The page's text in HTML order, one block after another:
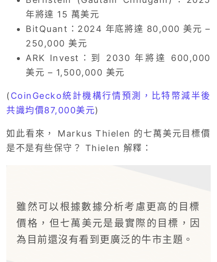
年將達 15 萬美元
BitQuant：2024 年底將達 80,000 美元 –
250,000 美元
ARK Invest：到 2030 年將達 600,000
美元 – 1,500,000 美元
(CoinGecko統計機構行情預測，比特幣減半後
共識均價87,000美元)
如此看來， Markus Thielen 的七萬美元目標價
是不是有些保守？ Thielen 解釋：
雖然可以根據數據分析考慮更高的目標
價格，但七萬美元是最實際的目標，因
為目前還沒有看到更廣泛的牛市主題。